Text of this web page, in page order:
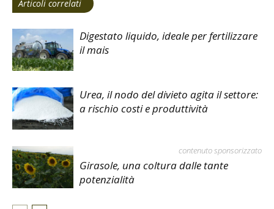
Articoli correlati
Digestato liquido, ideale per fertilizzare
il mais
Urea, il nodo del divieto agita il settore:
a rischio costi e produttività
contenuto sponsorizzato
Girasole, una coltura dalle tante
potenzialità